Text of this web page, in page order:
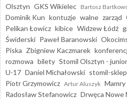
Olsztyn GKS Wikielec Bartosz
Dominik Kun kontuzje walne zarząd
Pelikan Łowicz kibice Widzew Łódź
Świderski Paweł Baranowski
Piska Zbigniew Kaczmarek
rozmowa bilety Stomil Olsztyn -
U-17 Daniel Michałowski stomil-
Piotr Grzymowicz Artur Aluszyk Mamry
Radosław Stefanowicz Drwęca Nowe